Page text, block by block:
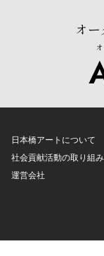
オー
日本橋アートについて
社会貢献活動の取り組み
運営会社